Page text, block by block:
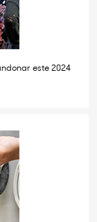
este 2024